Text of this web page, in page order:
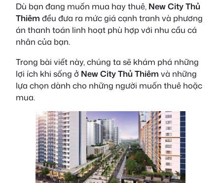
Dù bạn đang muốn mua hay thuê, New City Thủ
Thiêm đều đưa ra mức giá cạnh tranh và phương
án thanh toán linh hoạt phù hợp với nhu cầu cá
nhân của bạn.
Trong bài viết này, chúng ta sẽ khám phá những
lợi ích khi sống ở New City Thủ Thiêm và những
lựa chọn dành cho những người muốn thuê hoặc
mua.